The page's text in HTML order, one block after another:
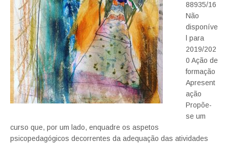
88935/16
Não
disponíve
l para
2019/202
0 Ação de
formação
Apresent
ação
Propõe-
se um
curso que, por um lado, enquadre os aspetos
psicopedagógicos decorrentes da adequação das atividades